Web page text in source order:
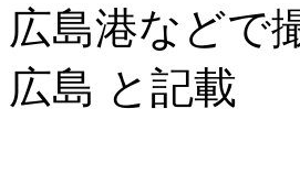
広島港などで
広島 と記載